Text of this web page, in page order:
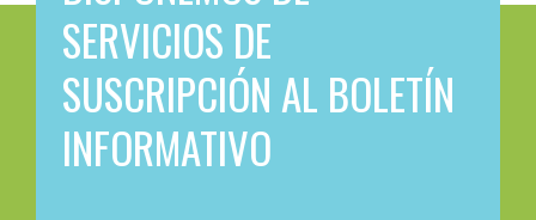
SERVICIOS DE
SUSCRIPCIÓN AL BOLETÍN
INFORMATIVO